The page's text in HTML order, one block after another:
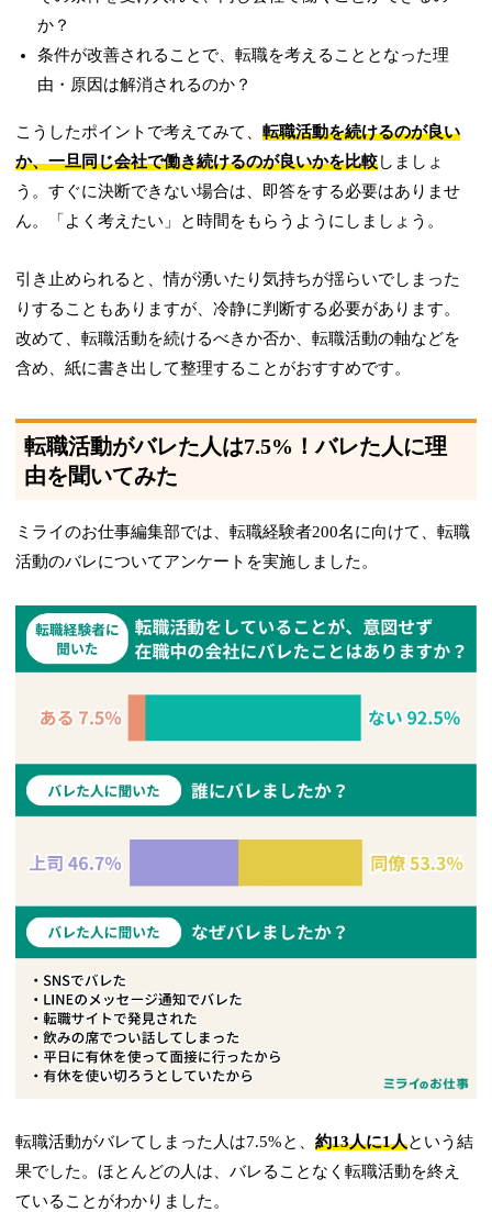
か？
条件が改善されることで、転職を考えることとなった理
由・原因は解消されるのか？
こうしたポイントで考えてみて、転職活動を続けるのが良い
か、一旦同じ会社で働き続けるのが良いかを比較しましょ
う。すぐに決断できない場合は、即答をする必要はありませ
ん。「よく考えたい」と時間をもらうようにしましょう。
引き止められると、情が湧いたり気持ちが揺らいでしまった
りすることもありますが、冷静に判断する必要があります。
改めて、転職活動を続けるべきか否か、転職活動の軸などを
含め、紙に書き出して整理することがおすすめです。
転職活動がバレた人は7.5%！バレた人に理
由を聞いてみた
ミライのお仕事編集部では、転職経験者200名に向けて、転職
活動のバレについてアンケートを実施しました。
転職活動がバレてしまった人は7.5%と、約13人に1人という結
果でした。ほとんどの人は、バレることなく転職活動を終え
ていることがわかりました。